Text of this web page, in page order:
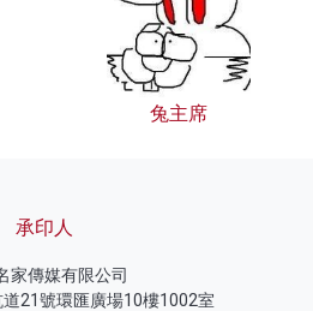
兔主席
承印人
家傳媒有限公司
道21號環匯廣場10樓1002室